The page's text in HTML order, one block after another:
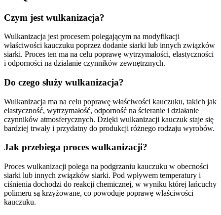
Czym jest wulkanizacja?
Wulkanizacja jest procesem polegającym na modyfikacji
właściwości kauczuku poprzez dodanie siarki lub innych związków
siarki. Proces ten ma na celu poprawę wytrzymałości, elastyczności
i odporności na działanie czynników zewnętrznych.
Do czego służy wulkanizacja?
Wulkanizacja ma na celu poprawę właściwości kauczuku, takich jak
elastyczność, wytrzymałość, odporność na ścieranie i działanie
czynników atmosferycznych. Dzięki wulkanizacji kauczuk staje się
bardziej trwały i przydatny do produkcji różnego rodzaju wyrobów.
Jak przebiega proces wulkanizacji?
Proces wulkanizacji polega na podgrzaniu kauczuku w obecności
siarki lub innych związków siarki. Pod wpływem temperatury i
ciśnienia dochodzi do reakcji chemicznej, w wyniku której łańcuchy
polimeru są krzyżowane, co powoduje poprawę właściwości
kauczuku.